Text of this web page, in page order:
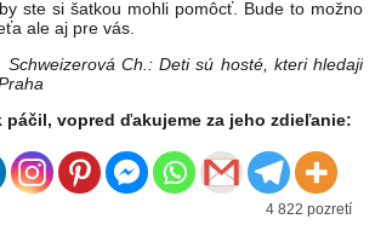
ste si šatkou mohli pomôcť. Bude to možno
ale aj pre vás.
Schweizerová Ch.: Deti sú hosté, kteri hledaji
páčil, vopred ďakujeme za jeho zdieľanie:
4 822 pozretí